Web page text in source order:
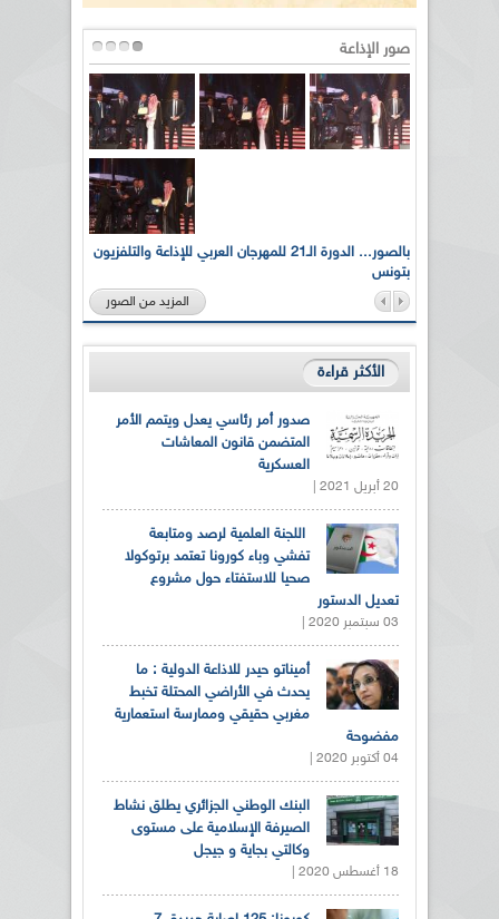
صور الإذاعة
بالصور... الدورة الـ21 للمهرجان العربي للإذاعة والتلفزيون
بتونس
المزيد من الصور
الأكثر قراءة
صدور أمر رئاسي يعدل ويتمم الأمر
المتضمن قانون المعاشات
العسكرية
20 أبريل 2021 |
اللجنة العلمية لرصد ومتابعة
تفشي وباء كورونا تعتمد برتوكولا
صحيا للاستفتاء حول مشروع
تعديل الدستور
03 سبتمبر 2020 |
أميناتو حيدر للاذاعة الدولية : ما
يحدث في الأراضي المحتلة تخبط
مغربي حقيقي وممارسة استعمارية
مفضوحة
04 أكتوبر 2020 |
البنك الوطني الجزائري يطلق نشاط
الصيرفة الإسلامية على مستوى
وكالتي بجاية و جيجل
18 أغسطس 2020 |